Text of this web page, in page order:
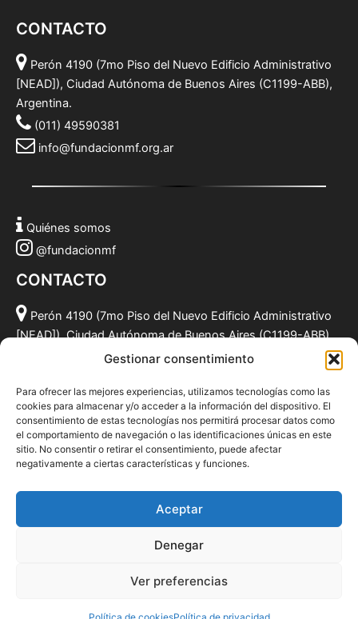
Gestionar consentimiento
Para ofrecer las mejores experiencias, utilizamos tecnologías como las
cookies para almacenar y/o acceder a la información del dispositivo. El
consentimiento de estas tecnologías nos permitirá procesar datos como
el comportamiento de navegación o las identificaciones únicas en este
sitio. No consentir o retirar el consentimiento, puede afectar
negativamente a ciertas características y funciones.
Aceptar
Denegar
Ver preferencias
CONTACTO
Perón 4190 (7mo Piso del Nuevo Edificio Administrativo
[NEAD]), Ciudad Autónoma de Buenos Aires (C1199-ABB),
Argentina.
(011) 49590381
info@fundacionmf.org.ar
Quiénes somos
@fundacionmf
CONTACTO
Perón 4190 (7mo Piso del Nuevo Edificio Administrativo
[NEAD]), Ciudad Autónoma de Buenos Aires (C1199-ABB),
info@fundacionmf.org.ar
Politica de privacidad